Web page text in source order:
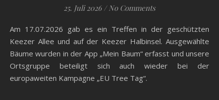
25. Juli 2026 / No Comments
Am 17.07.2026 gab es ein Treffen in der geschützten
Keezer Allee und auf der Keezer Halbinsel. Ausgewählte
Bäume wurden in der App „Mein Baum“ erfasst und unsere
Ortsgruppe beteiligt sich auch wieder bei der
europaweiten Kampagne „EU Tree Tag“.